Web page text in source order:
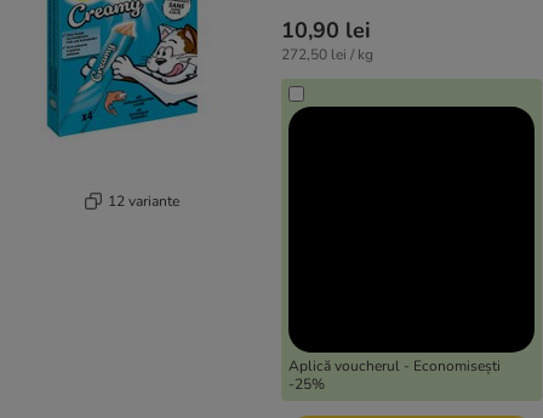
12 variante
10,90 lei
272,50 lei / kg
Aplică voucherul - Economisești
-25%